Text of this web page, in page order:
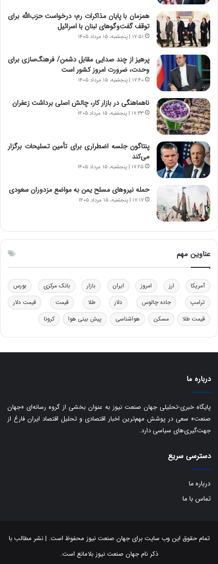
پ
ی
ح
ه
آ
ی
ک
ی
–
ص
ی
و
|
د
ر
ک
ل
ا
ت
ا
ی
ت
ق
ب
۱
همزمان با پایان مذاکرات رم؛ درخواست حزب‌الله برای
توقف گفت‌وگوهای لبنان با اسرائیل
۱۷:۵۱ | پنجشنبه، ۱۵ مرداد ۱۴۰۵
پرهیز از چند صدایی مقابل دشمن/ فرهنگ‌سازی برای
وحدت، ضرورت امروز کشور است
۱۷:۴۰ | پنجشنبه، ۱۵ مرداد ۱۴۰۵
ناهماهنگی در بازار کار، چالش اصلی برداشت زعفران
۱۷:۳۳ | پنجشنبه، ۱۵ مرداد ۱۴۰۵
پنتاگون جلسه اضطراری برای تأمین تسلیحات برگزار
می‌کند
۱۷:۲۵ | پنجشنبه، ۱۵ مرداد ۱۴۰۵
حمله نیروهای مسلح یمن به مواضع مزدوران سعودی
۱۷:۱۷ | پنجشنبه، ۱۵ مرداد ۱۴۰۵
عناوین مهم
آمریکا ارز امروز ایران بازار بانک مرکزی
بورس
ترامپ
جاده چالوس دلار طلا قیمت
قیمت دلار
قیمت طلا
مسکن هواشناسی پیش بینی هوا کرونا
درباره ما
پایگاه خبری-تحلیلی جهان صنعت نیوز به عنوان بخشی از گروه رسانه‌ای «جهان
صنعت» سعی در پوشش مهم‌ترین اخبار اقتصادی و تحلیل اقتصاد ایران فارغ از
جهت‌گیری‌های سیاسی دارد.
دسترسی سریع
درباره ما
تماس با ما
تمام حقوق این وب سایت برای جهان صنعت نیوز محفوظ است. | نشر مطالب با
ذکر نام جهان صنعت نیوز بلامانع است.